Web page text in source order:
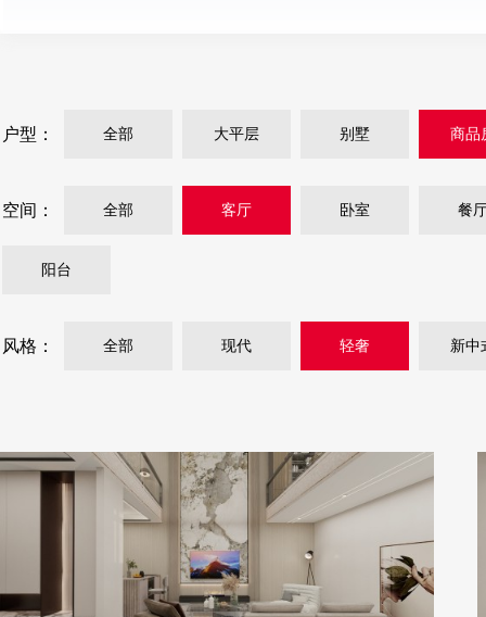
户型： 全部 大平层 别墅 商品
空间： 全部 客厅 卧室 餐
阳台
风格： 全部 现代 轻奢 新中